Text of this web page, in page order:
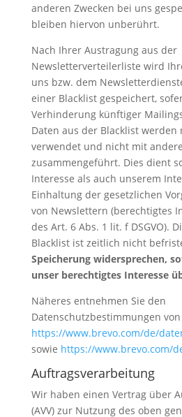
anderen Zwecken bei uns
bleiben hiervon unberührt.
Nach Ihrer Austragung aus der
Newsletterverteilerliste wird
uns bzw. dem
einer Blacklist gespeichert,
Verhinderung künftiger
Daten aus der Blacklist
verwendet und nicht mit
zusammengeführt. Dies dient
Interesse als auch unserem
Einhaltung der gesetzlichen
von Newslettern (berechtigtes
des Art. 6 Abs. 1 lit. f DSGVO).
Blacklist ist zeitlich nicht
Speicherung widersprechen,
unser berechtigtes Interesse
Näheres entnehmen Sie den
Datenschutzbestimmungen
https://www.brevo.com/de/
sowie https://www.brevo.com/
Auftragsverarbeitung
Wir haben einen Vertrag über
(AVV) zur Nutzung des oben